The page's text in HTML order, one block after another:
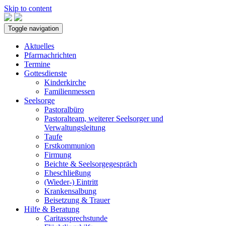
Skip to content
Toggle navigation
Aktuelles
Pfarrnachrichten
Termine
Gottesdienste
Kinderkirche
Familienmessen
Seelsorge
Pastoralbüro
Pastoralteam, weiterer Seelsorger und
Verwaltungsleitung
Taufe
Erstkommunion
Firmung
Beichte & Seelsorgegespräch
Eheschließung
(Wieder-) Eintritt
Krankensalbung
Beisetzung & Trauer
Hilfe & Beratung
Caritassprechstunde